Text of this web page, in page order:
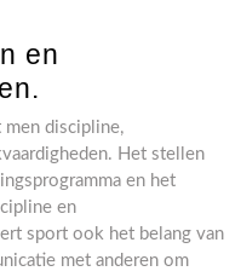
en
discipline,
Het stellen
en het
en
sport ook het belang van
met anderen om